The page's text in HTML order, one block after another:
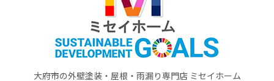
大府市の外壁塗装・屋根・雨漏り専門店 ミセイホーム